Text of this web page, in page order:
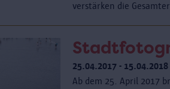
verstärken die
25.04.2017 - 15.04.2018
Ab dem 25. April 2017